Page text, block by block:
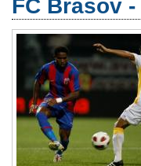
FC Brasov